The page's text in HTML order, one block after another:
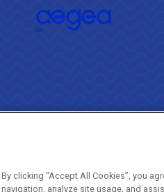
By clicking “Accept All Cookies”, you
navigation, analyze site usage, and